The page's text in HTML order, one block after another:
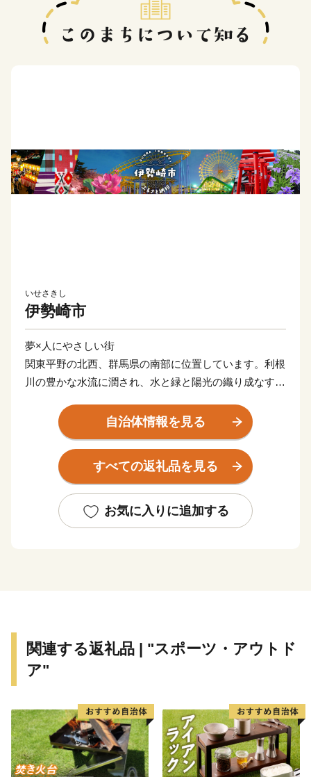
いせさきし
伊勢崎市
夢×人にやさしい街
関東平野の北西、群馬県の南部に位置しています。利根
川の豊かな水流に潤され、水と緑と陽光の織り成なす豊
良く、元気で活力があります。
自治体情報を見る
すべての返礼品を見る
お気に入りに追加する
関連する返礼品 | "スポーツ・アウトド
ア"